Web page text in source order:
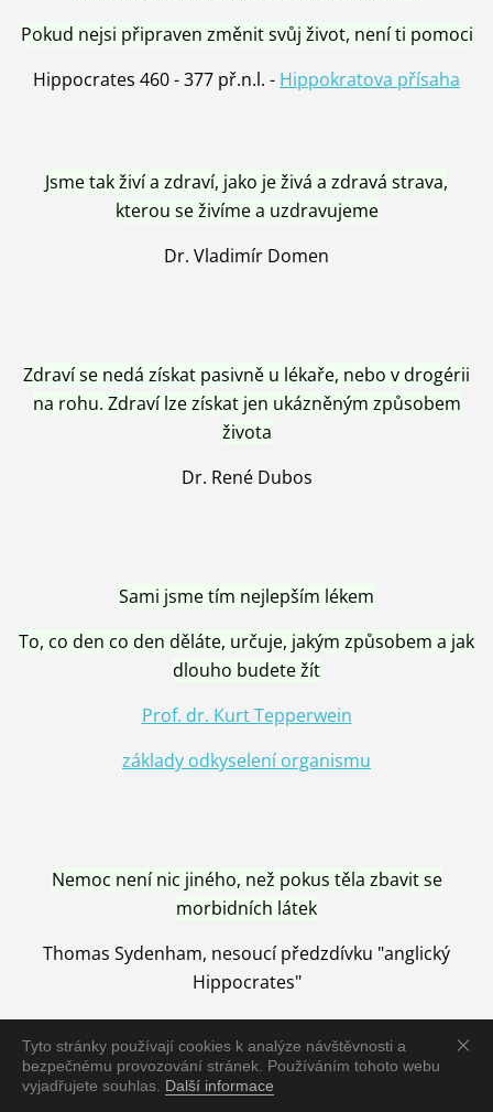
Tyto stránky používají cookies k analýze návštěvnosti a
bezpečnému provozování stránek. Používáním tohoto webu
vyjadřujete souhlas. Další informace
Pokud nejsi připraven změnit svůj život, není ti pomoci
Hippocrates 460 - 377 př.n.l. - Hippokratova přísaha
Jsme tak živí a zdraví, jako je živá a zdravá strava,
kterou se živíme a uzdravujeme
Dr. Vladimír Domen
Zdraví se nedá získat pasivně u lékaře, nebo v drogérii
na rohu. Zdraví lze získat jen ukázněným způsobem
života
Dr. René Dubos
Sami jsme tím nejlepším lékem
To, co den co den děláte, určuje, jakým způsobem a jak
dlouho budete žít
Prof. dr. Kurt Tepperwein
základy odkyselení organismu
Nemoc není nic jiného, než pokus těla zbavit se
morbidních látek
Thomas Sydenham, nesoucí předzdívku "anglický
Hippocrates"
Nemoc je vyléčena jen pomocí Přírody, neutralizací a